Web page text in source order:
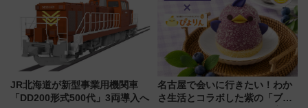
JR北海道が新型事業用機関車
「DD200形式500代」3両導入へ
名古屋で会いに行きたい！わか
さ生活とコラボした紫の「ブル